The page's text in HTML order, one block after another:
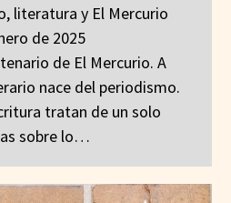
literatura y El Mercurio
enero de 2025
de El Mercurio. A
nace del periodismo.
tratan de un solo
sobre lo…